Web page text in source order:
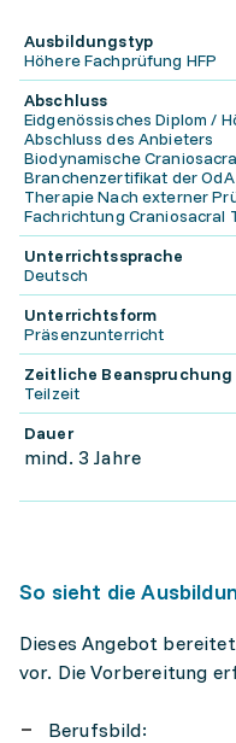
Ausbildungstyp
Höhere Fachprüfung HFP
Abschluss
Eidgenössisches Diplom /
Abschluss des Anbieters
Biodynamische
Branchenzertifikat der
Therapie Nach externer
Fachrichtung Craniosacral
Unterrichtssprache
Deutsch
Unterrichtsform
Präsenzunterricht
Zeitliche Beanspruchung
Teilzeit
Dauer
mind. 3 Jahre
So sieht die
Dieses Angebot
vor. Die Vorbereitung
Berufsbild: